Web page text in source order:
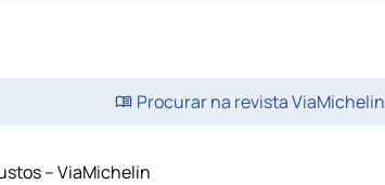
Procurar na revista ViaMichelin
– ViaMichelin